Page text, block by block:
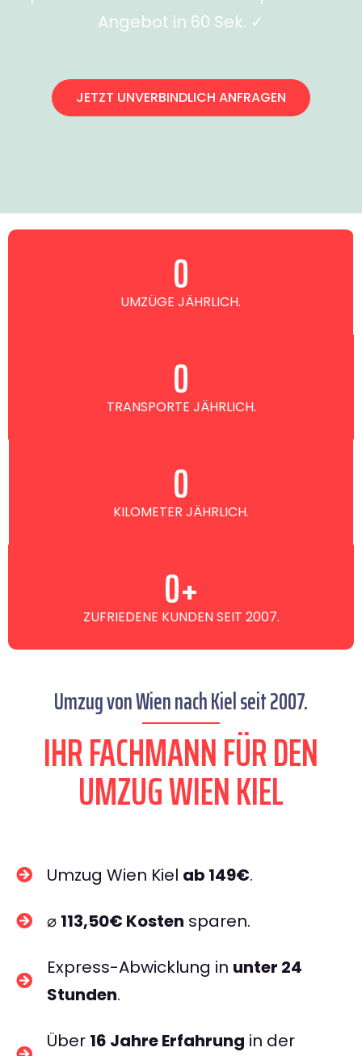
Angebot in 60 Sek. ✓
JETZT UNVERBINDLICH ANFRAGEN
UMZÜGE JÄHRLICH.
0
TRANSPORTE JÄHRLICH.
0
KILOMETER JÄHRLICH.
0
ZUFRIEDENE KUNDEN SEIT 2007.
0+
Umzug von Wien nach Kiel seit 2007.
IHR FACHMANN FÜR DEN
UMZUG WIEN KIEL
Umzug Wien Kiel ab 149€.
⌀ 113,50€ Kosten sparen.
Express-Abwicklung in unter 24
Stunden.
Über 16 Jahre Erfahrung in der